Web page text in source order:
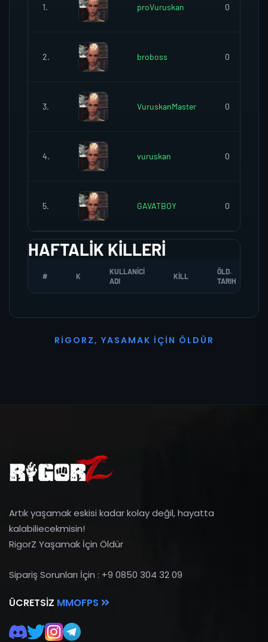
1. proVuruskan 0
2. broboss 0
3. VuruskanMaster 0
4. vuruskan 0
5. GAVATBOY 0
HAFTALIK KILLERI
# K
KULLANICI
ADI
KILL
ÖLD.
TARIH
R I G O R Z, YASAMAK İ ÇI N Ö L D Ü R
Artık yaşamak eskisi kadar kolay değil, hayatta
kalabiliecekmisin!
RigorZ Yaşamak İçin Öldür
Sipariş Sorunları İçin : +9 0850 304 32 09
ÜCRETSIZ MMOFPS